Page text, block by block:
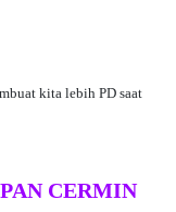
kita lebih PD saat
CERMIN